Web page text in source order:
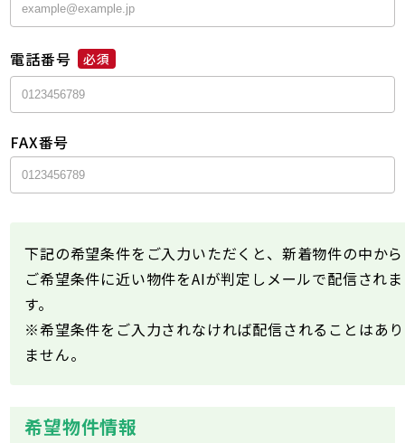
電話番号 必須
FAX番号
下記の希望条件をご入力いただくと、新着物件の中から
ご希望条件に近い物件をAIが判定しメールで配信されま
す。
※希望条件をご入力されなければ配信されることはあり
ません。
希望物件情報